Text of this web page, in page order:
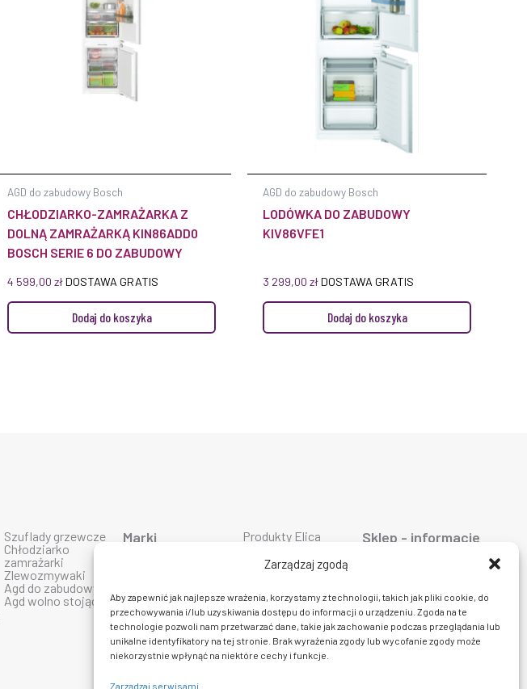
Zarządzaj zgodą
Aby zapewnić jak najlepsze wrażenia, korzystamy z technologii, takich jak pliki cookie, do
przechowywania i/lub uzyskiwania dostępu do informacji o urządzeniu. Zgoda na te
technologie pozwoli nam przetwarzać dane, takie jak zachowanie podczas przeglądania lub
unikalne identyfikatory na tej stronie. Brak wyrażenia zgody lub wycofanie zgody może
niekorzystnie wpłynąć na niektóre cechy i funkcje.
Zarządzaj serwisami
AGD do zabudowy Bosch
CHŁODZIARKO-ZAMRAŻARKA Z
DOLNĄ ZAMRAŻARKĄ KIN86ADD0
BOSCH SERIE 6 DO ZABUDOWY
4 599,00złDOSTAWA GRATIS
Dodaj do koszyka
AGD do zabudowy Bosch
LODÓWKA DO ZABUDOWY
KIV86VFE1
3 299,00złDOSTAWA GRATIS
Dodaj do koszyka
Szuflady grzewcze
Chłodziarko
zamrażarki
Zlewozmywaki
Agd do zabudowy
Agd wolno stojące
Marki
Produkty Bora
Produkty Ciarko
Produkty De Dietrich
Produkty Dunavox
Produkty insinkerator
Produkty Elica
Produkty Geggenau
Produkty Liebherr
Produkty Smeg
Produkty Wolf
Produkty Sub Zero
Produkty Fulgor
Sklep - informacje
Prawo do zwrotu
Polityka prywatności
Regulamin sklepu
Kontakt